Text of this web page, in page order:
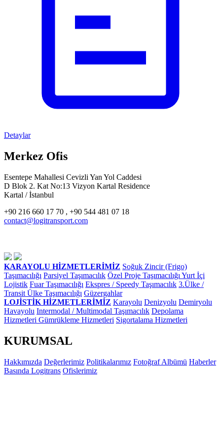
Detaylar
Merkez Ofis
Esentepe Mahallesi Cevizli Yan Yol Caddesi
D Blok 2. Kat No:13 Vizyon Kartal Residence
Kartal / İstanbul
+90 216 660 17 70 , +90 544 481 07 18
contact@logitransport.com
KARAYOLU HİZMETLERİMİZ Soğuk Zincir (Frigo)
Taşımacılığı Parsiyel Taşımacılık Özel Proje Taşımacılığı Yurt İçi
Lojistik Fuar Taşımacılığı Ekspres / Speedy Taşımacılık 3.Ülke /
Transit Ülke Taşımacılığı Güzergahlar
LOJİSTİK HİZMETLERİMİZ Karayolu Denizyolu Demiryolu
Havayolu Intermodal / Multimodal Taşımacılık Depolama
Hizmetleri Gümrükleme Hizmetleri Sigortalama Hizmetleri
KURUMSAL
Hakkımızda Değerlerimiz Politikalarımız Fotoğraf Albümü Haberler
Basında Logitrans Ofislerimiz